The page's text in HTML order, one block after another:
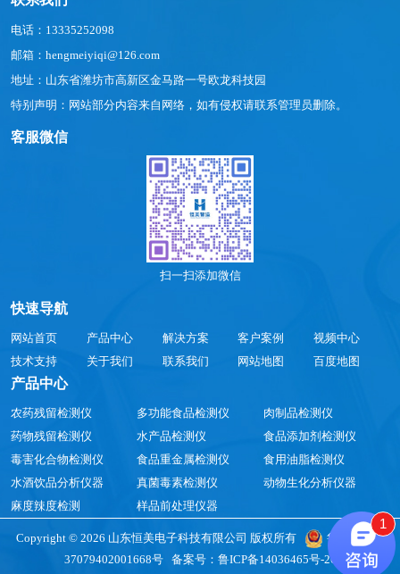
电话：13335252098
邮箱：hengmeiyiqi@126.com
地址：山东省潍坊市高新区金马路一号欧龙科技园
特别声明：网站部分内容来自网络，如有侵权请联系管理员删除。
客服微信
扫一扫添加微信
快速导航
网站首页 产品中心 解决方案 客户案例
视频中心
技术支持
关于我们 联系我们 网站地图 百度地图
产品中心
农药残留检测仪 多功能食品检测仪
肉制品检测仪
药物残留检测仪
水产品检测仪
食品添加剂检测仪
毒害化合物检测仪
食品重金属检测仪
食用油脂检测仪
水酒饮品分析仪器
真菌毒素检测仪
动物生化分析仪器
麻度辣度检测
样品前处理仪器
Copyright © 2026 山东恒美电子科技有限公司 版权所有
鲁公网安备
37079402001668号备案号： 鲁ICP备14036465号-26
1